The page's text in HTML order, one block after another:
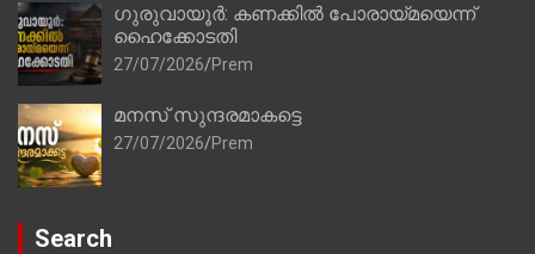
ഗുരുവായൂർ: കണക്കിൽ പോരായ്മയെന്ന്
ഹൈക്കോടതി
27/07/2026 Prem
മനസ് സുന്ദരമാകട്ടെ
27/07/2026 Prem
Search